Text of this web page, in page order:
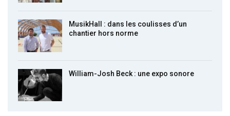
MusikHall : dans les coulisses d’un
chantier hors norme
William-Josh Beck : une expo sonore